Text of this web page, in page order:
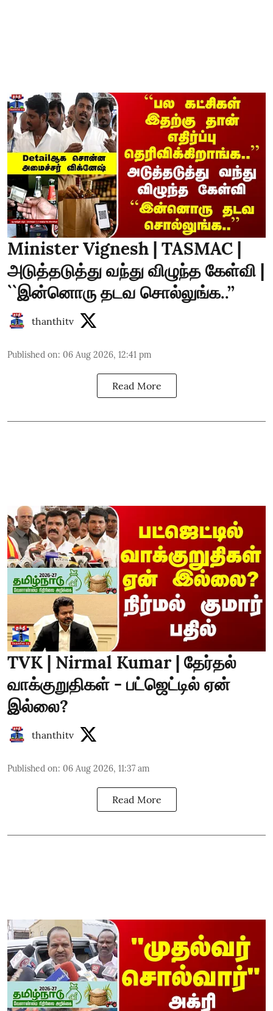
Minister Vignesh | TASMAC |
அடுத்தடுத்து வந்து விழுந்த கேள்வி |
``இன்னொரு தடவ சொல்லுங்க..’’
thanthitv
Published on: 06 Aug 2026, 12:41 pm
Read More
TVK | Nirmal Kumar | தேர்தல்
வாக்குறுதிகள் - பட்ஜெட்டில் ஏன்
இல்லை?
thanthitv
Published on: 06 Aug 2026, 11:37 am
Read More